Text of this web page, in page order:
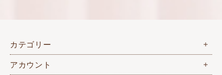
カテゴリー
アカウント